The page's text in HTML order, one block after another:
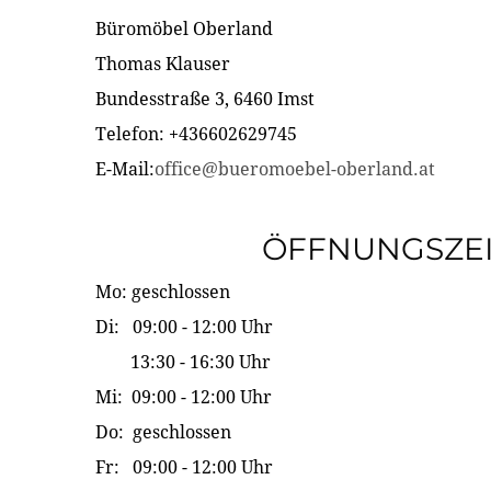
Büromöbel Oberland
Thomas Klauser
Bundesstraße 3, 6460 Imst
Telefon: +436602629745
E-Mail:office@bueromoebel-oberland.at
Mo: geschlossen
Di: 09:00 - 12:00 Uhr
13:30 - 16:30 Uhr
Mi: 09:00 - 12:00 Uhr
Do: geschlossen
Fr: 09:00 - 12:00 Uhr